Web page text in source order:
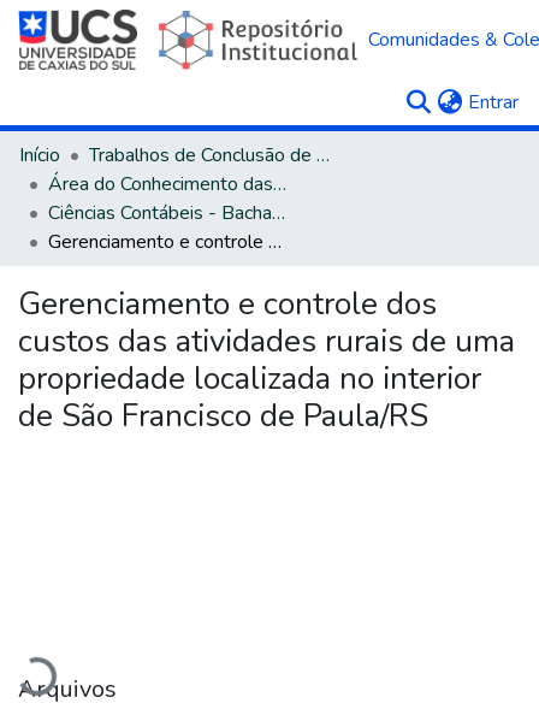
Comunidades &
Entrar
Início
Trabalhos de Conclusão de Curso
Área do Conhecimento das Ciências Sociais Aplicadas
Ciências Contábeis - Bacharelado
Gerenciamento e controle dos custos das atividades rurais de uma propriedade localizada no interior de São Francisco de Paula/RS
Gerenciamento e controle dos
custos das atividades rurais de uma
propriedade localizada no interior
de São Francisco de Paula/RS
Carregando...
Arquivos